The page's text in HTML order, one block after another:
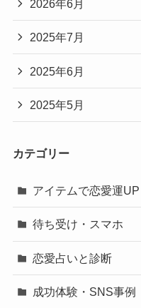
2026年6月
2025年7月
2025年6月
2025年5月
カテゴリー
アイテムで恋愛運UP
待ち受け・スマホ
恋愛占いと診断
成功体験・SNS事例